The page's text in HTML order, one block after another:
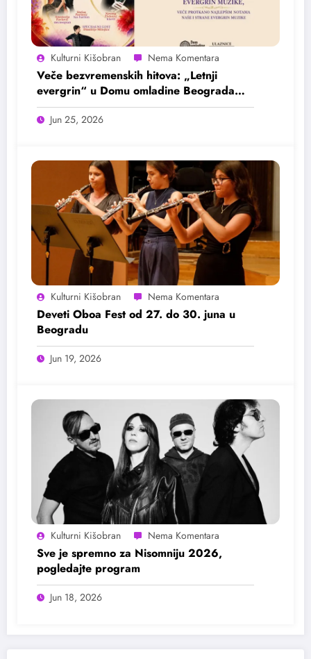
Kulturni Kišobran
Veče bezvremenskih hitova: „Letnji
evergrin“ u Domu omladine Beograda
25. juna
Jun 25, 2026
Kulturni Kišobran
Deveti Oboa Fest od 27. do 30. juna u
Beogradu
Jun 19, 2026
Kulturni Kišobran
Sve je spremno za Nisomniju 2026,
pogledajte program
Jun 18, 2026